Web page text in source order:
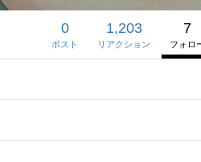
0
ポスト
1,203
リアクション
7
フォロ